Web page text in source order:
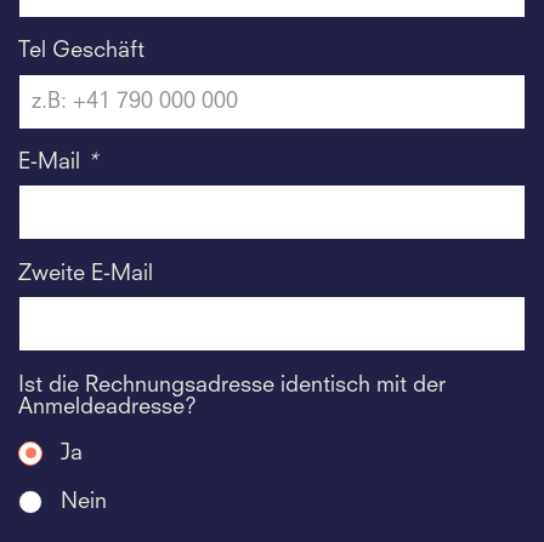
Tel Geschäft
E-Mail *
Zweite E-Mail
Ist die Rechnungsadresse identisch mit der
Anmeldeadresse?
Ja
Nein